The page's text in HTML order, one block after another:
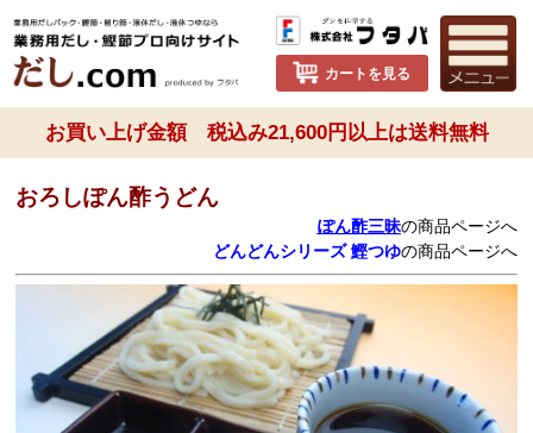
カートを見る
お買い上げ金額 税込み21,600円以上は送料無料
おろしぽん酢うどん
ぽん酢三昧の商品ページへ
どんどんシリーズ 鰹つゆの商品ページへ